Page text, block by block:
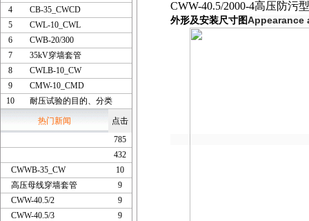
4
CB-35_CWCD
5
CWL-10_CWL
6
CWB-20/300
7
35kV穿墙套管
8
CWLB-10_CW
9
CMW-10_CMD
10
耐压试验的目的、分类
热门新闻
点击
785
432
CWWB-35_CW
10
高压母线穿墙套管
9
CWW-40.5/2
9
CWW-40.5/3
9
CWW-40.5/2000-4高压防污
外形及安装尺寸图Appearance